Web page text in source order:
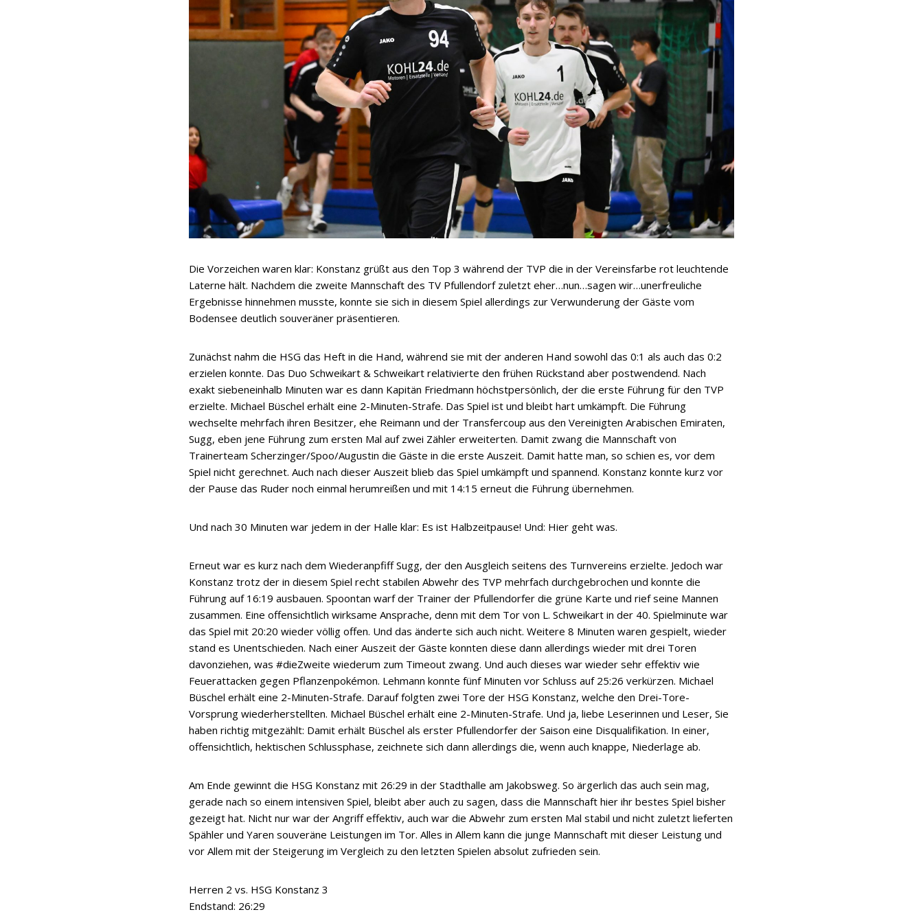
Die Vorzeichen waren klar: Konstanz grüßt aus den Top 3 während der TVP die in der Vereinsfarbe rot leuchtende
Laterne hält. Nachdem die zweite Mannschaft des TV Pfullendorf zuletzt eher…nun…sagen wir…unerfreuliche
Ergebnisse hinnehmen musste, konnte sie sich in diesem Spiel allerdings zur Verwunderung der Gäste vom
Bodensee deutlich souveräner präsentieren.
Zunächst nahm die HSG das Heft in die Hand, während sie mit der anderen Hand sowohl das 0:1 als auch das 0:2
erzielen konnte. Das Duo Schweikart & Schweikart relativierte den frühen Rückstand aber postwendend. Nach
exakt siebeneinhalb Minuten war es dann Kapitän Friedmann höchstpersönlich, der die erste Führung für den TVP
erzielte. Michael Büschel erhält eine 2-Minuten-Strafe. Das Spiel ist und bleibt hart umkämpft. Die Führung
wechselte mehrfach ihren Besitzer, ehe Reimann und der Transfercoup aus den Vereinigten Arabischen Emiraten,
Sugg, eben jene Führung zum ersten Mal auf zwei Zähler erweiterten. Damit zwang die Mannschaft von
Trainerteam Scherzinger/Spoo/Augustin die Gäste in die erste Auszeit. Damit hatte man, so schien es, vor dem
Spiel nicht gerechnet. Auch nach dieser Auszeit blieb das Spiel umkämpft und spannend. Konstanz konnte kurz vor
der Pause das Ruder noch einmal herumreißen und mit 14:15 erneut die Führung übernehmen.
Und nach 30 Minuten war jedem in der Halle klar: Es ist Halbzeitpause! Und: Hier geht was.
Erneut war es kurz nach dem Wiederanpfiff Sugg, der den Ausgleich seitens des Turnvereins erzielte. Jedoch war
Konstanz trotz der in diesem Spiel recht stabilen Abwehr des TVP mehrfach durchgebrochen und konnte die
Führung auf 16:19 ausbauen. Spoontan warf der Trainer der Pfullendorfer die grüne Karte und rief seine Mannen
zusammen. Eine offensichtlich wirksame Ansprache, denn mit dem Tor von L. Schweikart in der 40. Spielminute war
das Spiel mit 20:20 wieder völlig offen. Und das änderte sich auch nicht. Weitere 8 Minuten waren gespielt, wieder
stand es Unentschieden. Nach einer Auszeit der Gäste konnten diese dann allerdings wieder mit drei Toren
davonziehen, was #dieZweite wiederum zum Timeout zwang. Und auch dieses war wieder sehr effektiv wie
Feuerattacken gegen Pflanzenpokémon. Lehmann konnte fünf Minuten vor Schluss auf 25:26 verkürzen. Michael
Büschel erhält eine 2-Minuten-Strafe. Darauf folgten zwei Tore der HSG Konstanz, welche den Drei-Tore-
Vorsprung wiederherstellten. Michael Büschel erhält eine 2-Minuten-Strafe. Und ja, liebe Leserinnen und Leser, Sie
haben richtig mitgezählt: Damit erhält Büschel als erster Pfullendorfer der Saison eine Disqualifikation. In einer,
offensichtlich, hektischen Schlussphase, zeichnete sich dann allerdings die, wenn auch knappe, Niederlage ab.
Am Ende gewinnt die HSG Konstanz mit 26:29 in der Stadthalle am Jakobsweg. So ärgerlich das auch sein mag,
gerade nach so einem intensiven Spiel, bleibt aber auch zu sagen, dass die Mannschaft hier ihr bestes Spiel bisher
gezeigt hat. Nicht nur war der Angriff effektiv, auch war die Abwehr zum ersten Mal stabil und nicht zuletzt lieferten
Spähler und Yaren souveräne Leistungen im Tor. Alles in Allem kann die junge Mannschaft mit dieser Leistung und
vor Allem mit der Steigerung im Vergleich zu den letzten Spielen absolut zufrieden sein.
Herren 2 vs. HSG Konstanz 3
Endstand: 26:29